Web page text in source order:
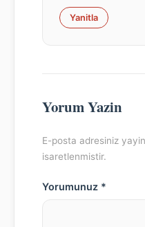
Yanitla
Yorum Yazin
E-posta adresiniz
isaretlenmistir.
Yorumunuz *